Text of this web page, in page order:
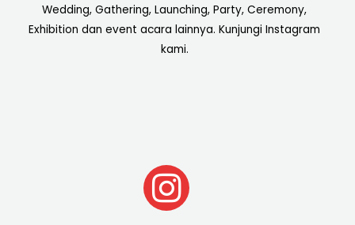
Wedding, Gathering, Launching, Party, Ceremony,
Exhibition dan event acara lainnya. Kunjungi Instagram
kami.
I
n